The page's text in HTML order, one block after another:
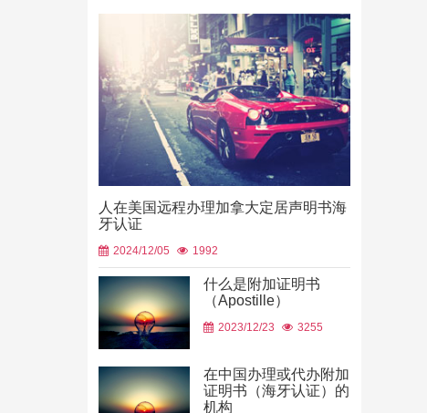
人在美国远程办理加拿大定居声明书海
牙认证
2024/12/05 1992
什么是附加证明书
（Apostille）
2023/12/23 3255
在中国办理或代办附加
证明书（海牙认证）的
机构